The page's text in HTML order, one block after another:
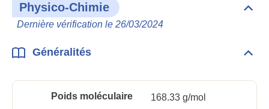
Physico-Chimie
Dernière vérification le 26/03/2024
Généralités
Poids moléculaire 168.33 g/mol